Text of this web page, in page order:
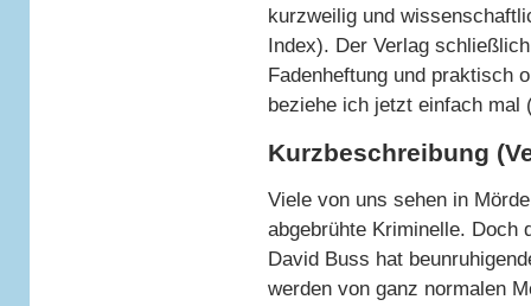
kurzweilig und
Index). Der Verlag
Fadenheftung und praktisch
beziehe ich jetzt einfach mal
Kurzbeschreibung
Viele von uns sehen in
abgebrühte Kriminelle. Doch
David Buss hat
werden von ganz normalen